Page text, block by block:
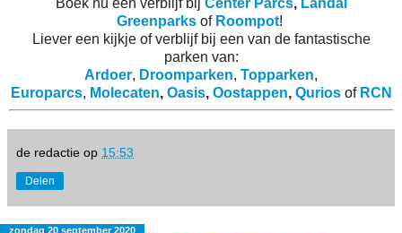
Boek nu een verblijf bij Center Parcs, Landal
Greenparksof Roompot!
Liever een kijkje of verblijf bij een van de fantastische
parken van:
Ardoer, Droomparken, Topparken,
Europarcs, Molecaten, Oasis, Oostappen, Quriosof RCN
de redactie op 15:53
Delen
zondag 20 september 2020